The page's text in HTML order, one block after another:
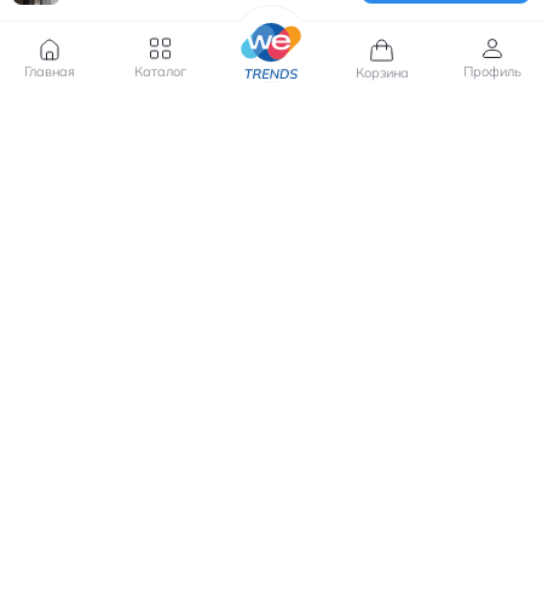
Главная Каталог Корзина Профиль